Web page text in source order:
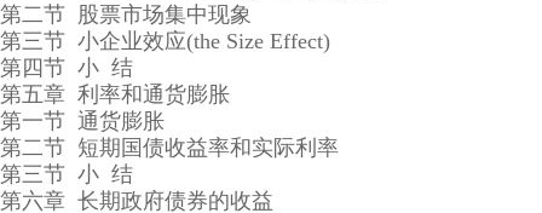
第二节 股票市场集中现象
第三节 小企业效应(the Size Effect)
第四节 小 结
第五章 利率和通货膨胀
第一节 通货膨胀
第二节 短期国债收益率和实际利率
第三节 小 结
第六章 长期政府债券的收益